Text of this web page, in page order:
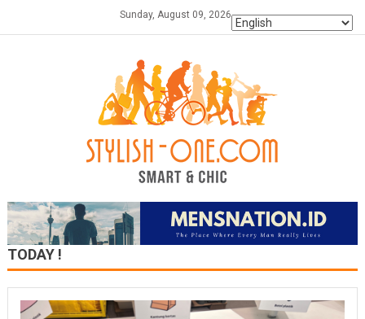
Sunday, August 09, 2026
TODAY !